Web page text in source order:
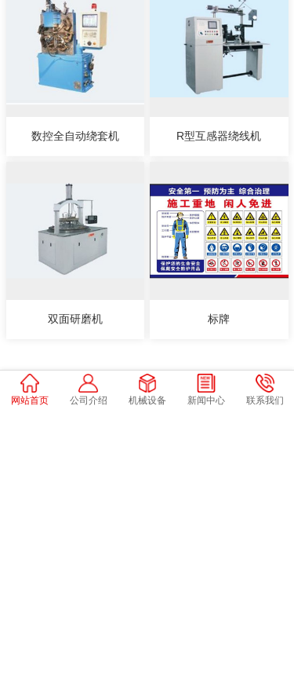
数控全自动绕套机 R型互感器绕线机
双面研磨机 标牌
网站首页 公司介绍 机械设备 新闻中心 联系我们